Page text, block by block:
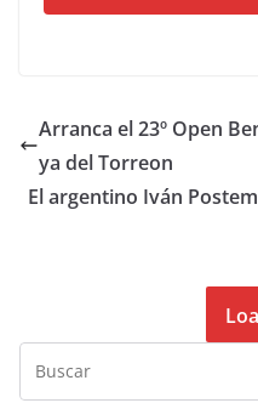
Arranca el 23º Open
ya del Torreon
El argentino Iván